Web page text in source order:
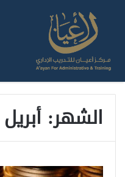
الشهر: أبريل 2018